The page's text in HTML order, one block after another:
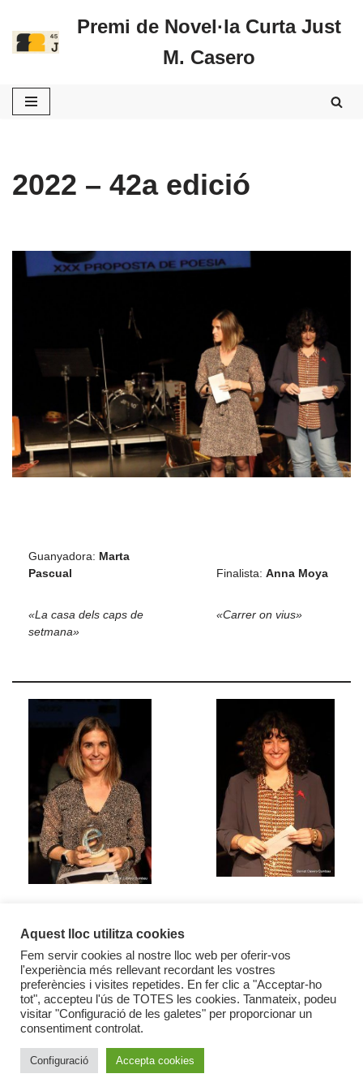
Vés
Premi de Novel·la Curta Just
M. Casero
2022 – 42a edició
Guanyadora: Marta
Pascual
«La casa dels caps de
setmana»
Finalista: Anna Moya
«Carrer on vius»
Veure galeria de fotos
Aquest lloc utilitza cookies
Fem servir cookies al nostre lloc web per oferir-vos
l'experiència més rellevant recordant les vostres
preferències i visites repetides. En fer clic a "Acceptar-ho
tot", accepteu l'ús de TOTES les cookies. Tanmateix, podeu
visitar "Configuració de les galetes" per proporcionar un
consentiment controlat.
Configuració Accepta cookies